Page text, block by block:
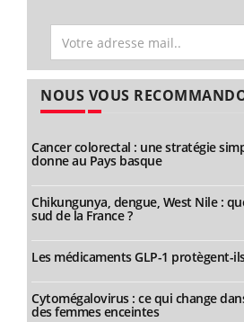
NOUS VOUS
Cancer colorectal : une stratégie
donne au Pays basque
Chikungunya, dengue, West Nile :
sud de la France ?
Les médicaments GLP-1 protègent-
Cytomégalovirus : ce qui change
des femmes enceintes